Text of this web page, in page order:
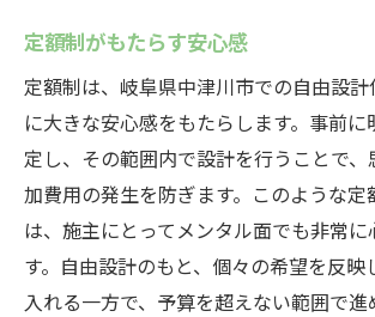
定額制がもたらす安心感
定額制は、岐阜県中津川市での自由設
に大きな安心感をもたらします。事前
定し、その範囲内で設計を行うことで
加費用の発生を防ぎます。このような定
は、施主にとってメンタル面でも非常に
す。自由設計のもと、個々の希望を反映
入れる一方で、予算を超えない範囲で進